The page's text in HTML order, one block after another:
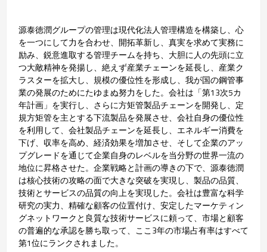
源泰徳潤グループの管理は現代化法人管理構造を構築し、心
を一つにして力を合わせ、開拓革新し、真実を求めて実務に
励み、鋭意進取する管理チームを持ち、大胆に人の先頭に立
つ大敵精神を発揚し、絶えず産業チェーンを延長し、産業ク
ラスターを拡大し、規模の優位性を形成し、我が国の鋼管事
業の発展のためにたゆまぬ努力をした。会社は「第13次5カ
年計画」を実行し、さらに方矩管製品チェーンを開発し、定
規方矩管を主とする下流製品を発展させ、会社自身の優位性
を利用して、会社製品チェーンを延長し、エネルギー消費を
下げ、収率を高め、経済効果を増加させ、そして企業のアッ
プグレードを通じて企業自身のレベルを当分野の世界一流の
地位に昇格させた。企業戦略と計画の導きの下で、源泰徳潤
は核心技術の攻略の面で大きな突破を実現し、製品の品質、
技術とサービスの品質の向上を実現した。会社は豊富な科学
研究の実力、精確な顧客の位置付け、安定したマーケティン
グネットワークと良質な技術サービスに頼って、市場と顧客
の普遍的な承認を勝ち取って、ここ3年の市場占有率はすべて
第1位にランクされました。